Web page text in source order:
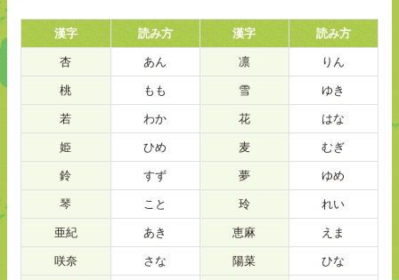
漢字 読み方 漢字
読み方
杏
あん 凛
りん
桃
もも 雪
ゆき
若
わか 花
はな
姫
ひめ 麦
むぎ
鈴
すず 夢
ゆめ
琴
こと 玲
れい
亜紀
あき 恵麻
えま
咲奈
さな 陽菜
ひな